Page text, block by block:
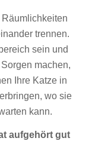
trennen.
sein und
machen,
Ihre Katze in
wo sie
kann.
aufgehört gut